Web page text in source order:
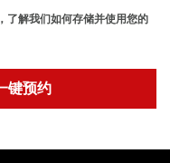
，了解我们如何存储并使用您的